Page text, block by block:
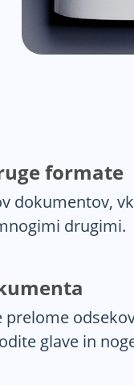
formate
drugimi.
glave in